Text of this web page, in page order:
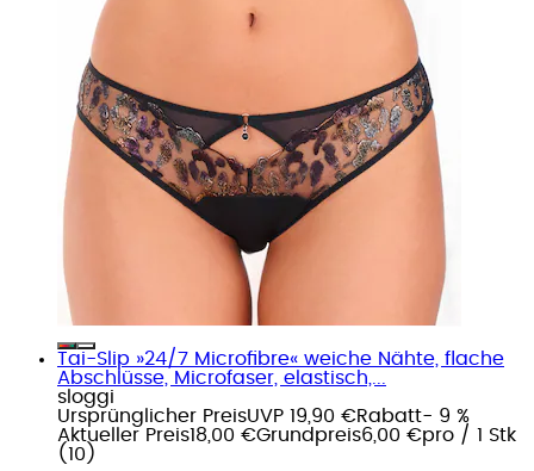
Tai-Slip »24/7 Microfibre« weiche Nähte, flache
Abschlüsse, Microfaser, elastisch,...
sloggi
Ursprünglicher PreisUVP 19,90 €Rabatt- 9 %
Aktueller Preis18,00 €Grundpreis6,00 €pro / 1 Stk
( 10 )